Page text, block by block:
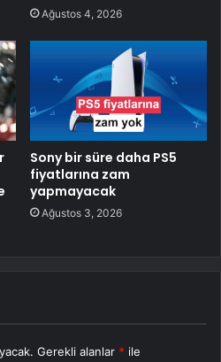
Ağustos 4, 2026
Sony bir süre daha PS5
fiyatlarına zam
yapmayacak
Ağustos 3, 2026
Gerekli alanlar * ile